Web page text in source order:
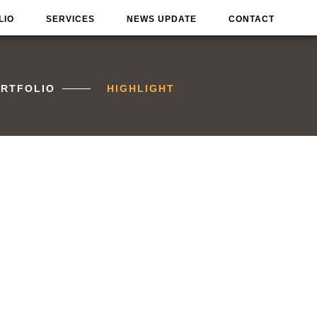
SERVICES NEWS UPDATE CONTACT
HIGHLIGHT